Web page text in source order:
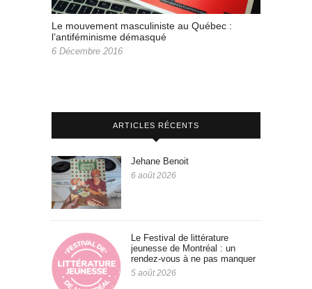
Le mouvement masculiniste au Québec :
l’antiféminisme démasqué
6 Décembre 2016
ARTICLES RÉCENTS
Jehane Benoit
6 août 2026
Le Festival de littérature
jeunesse de Montréal : un
rendez-vous à ne pas manquer
5 août 2026